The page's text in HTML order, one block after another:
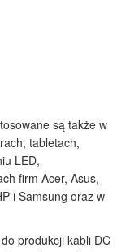
są także w
tabletach,
LED,
firm Acer, Asus,
i Samsung oraz w
produkcji kabli DC